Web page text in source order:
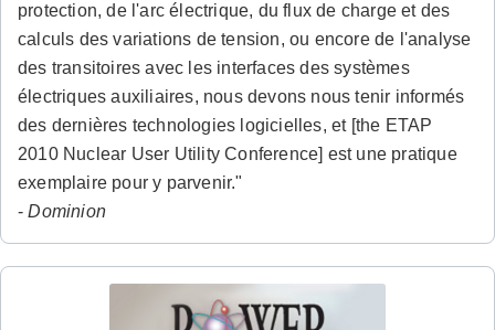
protection, de l'arc électrique, du flux de charge et des
calculs des variations de tension, ou encore de l'analyse
des transitoires avec les interfaces des systèmes
électriques auxiliaires, nous devons nous tenir informés
des dernières technologies logicielles, et [the ETAP
2010 Nuclear User Utility Conference] est une pratique
exemplaire pour y parvenir."
-Dominion